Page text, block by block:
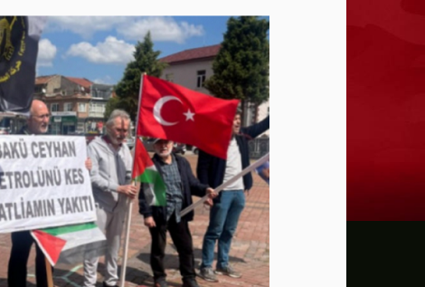
إدارة ترامب خسرت 75 حكماً في قضايا تتعلق بالتعديل الأول للدستور الأمريكي
عون: تقدم إيجابي في مفاوضات روما بشأن
الزيدي لرئيس الاستخبارات السعودي:
أمريكا تفرض عقوبات على منصة بدبي
تقرير: حرب إيران تهز التقارب الاقتصادي
"اليونيسف" توقف موظفا رفيعا بتهمة التجسس
بزشكيان يتعهد بالصمود ويعلن: لن أستقيل
الإدارة الأمريكية تخصص مليار دولار لدعم